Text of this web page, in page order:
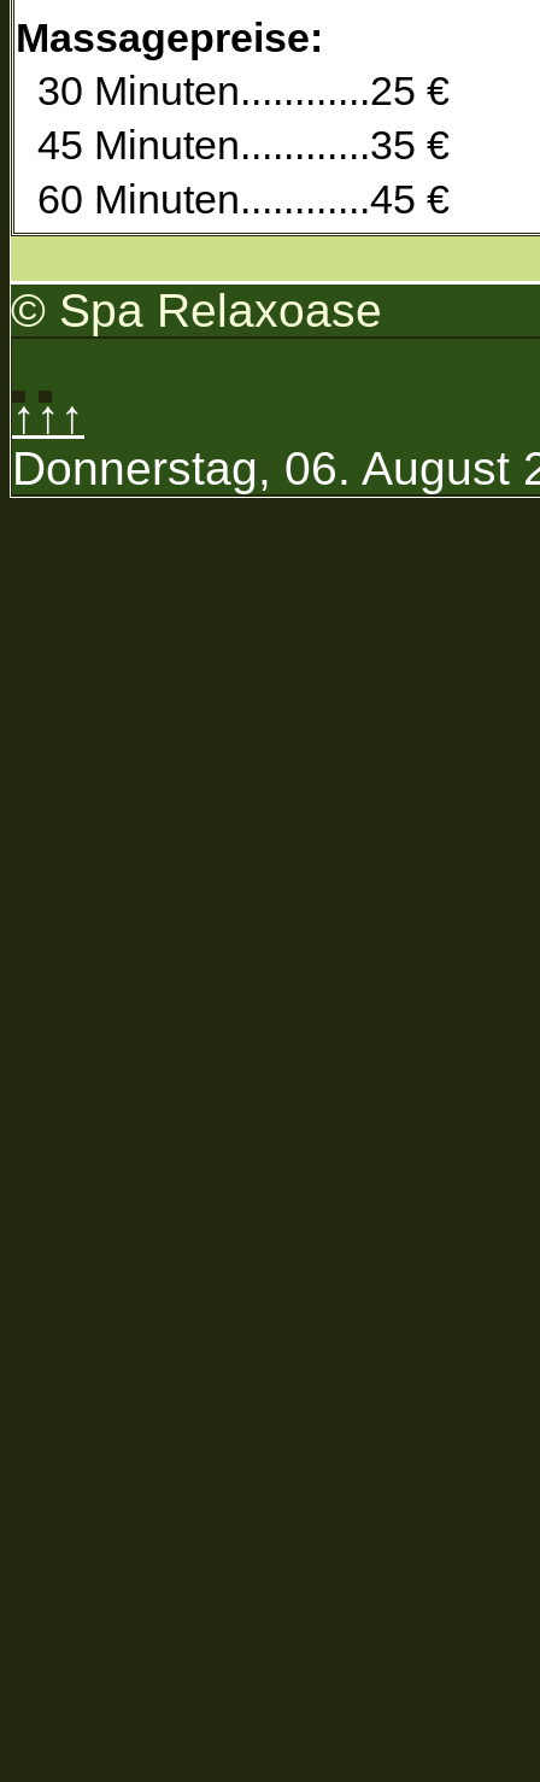
Massagepreise:
30 Minuten............25 €
45 Minuten............35 €
60 Minuten............45 €
© Spa Relaxoase
↑↑↑
Donnerstag, 06. August